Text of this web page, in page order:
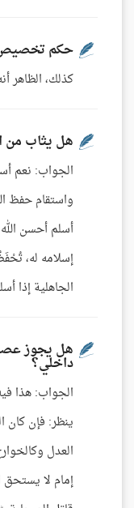
حكم تخصيص
كذلك، الظاهر
هل يثاب من
الجواب: نعم
واستقام حفظ
أسلم أحسن
إسلامه له،
الجاهلية إذا
هل يجوز
داخلي؟
الجواب: هذا
ينظر: فإن كان
العدل
إمام لا يستحق